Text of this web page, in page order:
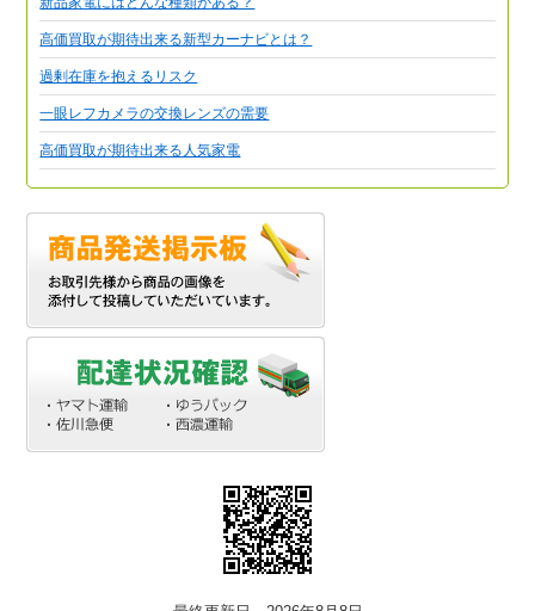
高価買取が期待出来る新型カーナビとは？
過剰在庫を抱えるリスク
一眼レフカメラの交換レンズの需要
高価買取が期待出来る人気家電